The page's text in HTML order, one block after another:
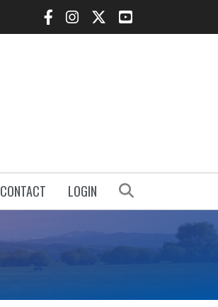
Facebook Icon
Instagram Icon
Twitter IconYouTube Icon
CONTACT LOGIN